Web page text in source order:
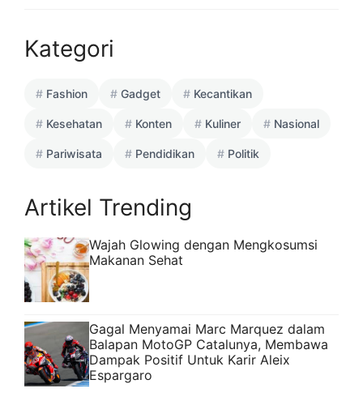
Kategori
Fashion Gadget Kecantikan
Kesehatan Konten Kuliner Nasional
Pariwisata Pendidikan Politik
Artikel Trending
Wajah Glowing dengan Mengkosumsi
Makanan Sehat
Gagal Menyamai Marc Marquez dalam
Balapan MotoGP Catalunya, Membawa
Dampak Positif Untuk Karir Aleix
Espargaro